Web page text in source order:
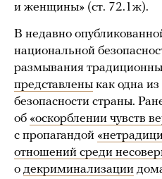
и женщины» (ст. 72.1ж).
В недавно
национальной
размывания
представлены как одна
безопасности страны.
об «оскорблении чувств
с пропагандой
отношений среди
о декриминализации